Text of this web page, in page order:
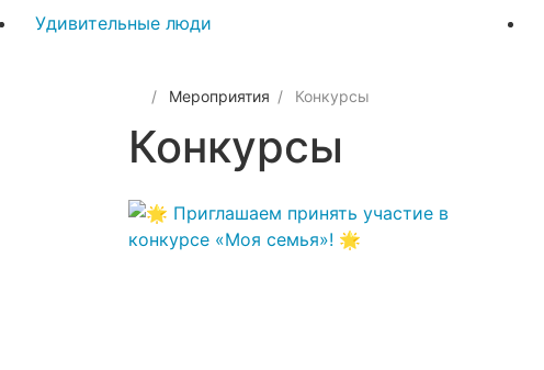
Удивительные люди
Мероприятия Конкурсы
Конкурсы